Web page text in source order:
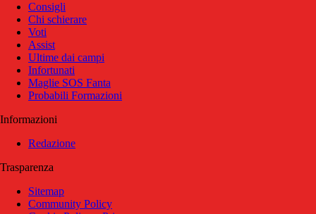
Consigli
Chi schierare
Voti
Assist
Ultime dai campi
Infortunati
Maglie SOS Fanta
Probabili Formazioni
Informazioni
Redazione
Trasparenza
Sitemap
Community Policy